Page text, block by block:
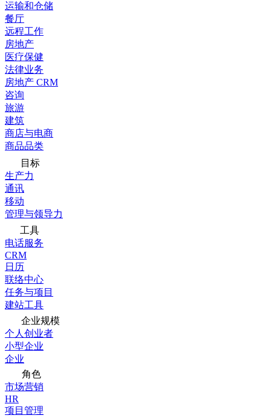
运输和仓储
餐厅
远程工作
房地产
医疗保健
法律业务
房地产 CRM
咨询
旅游
建筑
商店与电商
商品品类
目标
生产力
通讯
移动
管理与领导力
工具
电话服务
CRM
日历
联络中心
任务与项目
建站工具
企业规模
个人创业者
小型企业
企业
角色
市场营销
HR
项目管理